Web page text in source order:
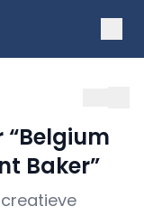
“Belgium
Baker”